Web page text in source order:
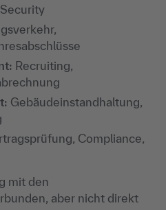
Recruiting,
Gebäudeinstandhaltung,
Compliance,
mit den
aber nicht direkt